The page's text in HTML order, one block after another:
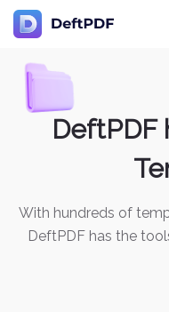
DeftPDF
With hundreds of
DeftPDF has the